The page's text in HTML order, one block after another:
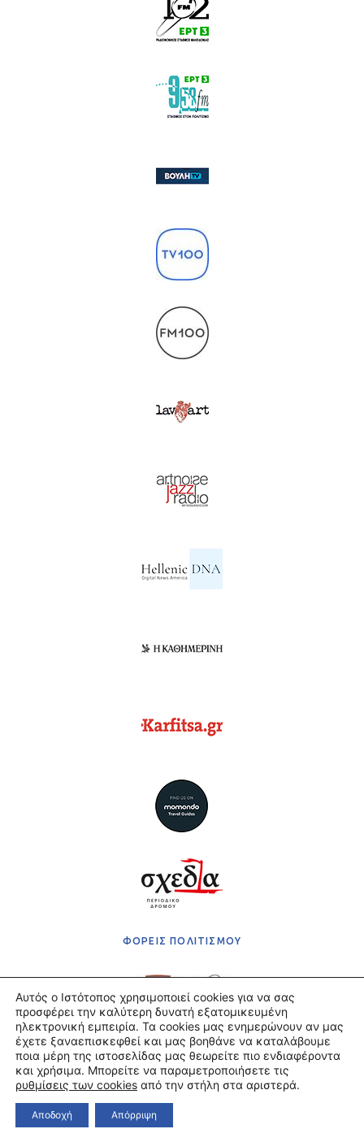
ΦΟΡΕΙΣ ΠΟΛΙΤΙΣΜΟΥ
Πολιτική Απορρήτου
Όροι χρήσης
Πληρωμές & Αποστολές
POWERED BY — STONEWAVE
©2021 ΤΕΛΛΟΓΛΕΙΟ ΙΔΡΥΜΑ ΤΕΧΝΩΝ Α.Π.Θ.
Αυτός ο Ιστότοπος χρησιμοποιεί cookies για να σας
προσφέρει την καλύτερη δυνατή εξατομικευμένη
ηλεκτρονική εμπειρία. Τα cookies μας ενημερώνουν αν μας
έχετε ξαναεπισκεφθεί και μας βοηθάνε να καταλάβουμε
ποια μέρη της ιστοσελίδας μας θεωρείτε πιο ενδιαφέροντα
και χρήσιμα. Μπορείτε να παραμετροποιήσετε τις
ρυθμίσεις των cookies από την στήλη στα αριστερά.
Αποδοχή Απόρριψη